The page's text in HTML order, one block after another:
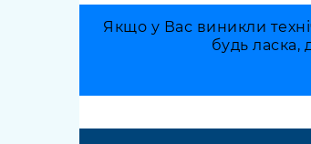
Якщо у Вас виникли
будь ласка,